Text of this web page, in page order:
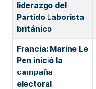
liderazgo del
Partido Laborista
británico
Francia: Marine Le
Pen inició la
campaña
electoral